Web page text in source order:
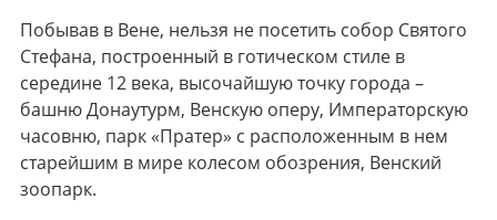
Побывав в Вене, нельзя не посетить собор Святого
Стефана, построенный в готическом стиле в
середине 12 века, высочайшую точку города –
башню Донаутурм, Венскую оперу, Императорскую
часовню, парк «Пратер» с расположенным в нем
старейшим в мире колесом обозрения, Венский
зоопарк.